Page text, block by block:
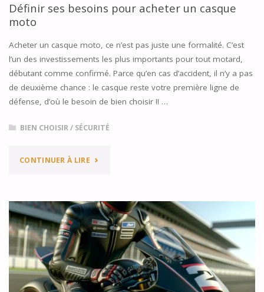
Définir ses besoins pour acheter un casque
moto
Acheter un casque moto, ce n’est pas juste une formalité. C’est
l’un des investissements les plus importants pour tout motard,
débutant comme confirmé. Parce qu’en cas d’accident, il n’y a pas
de deuxième chance : le casque reste votre première ligne de
défense, d’où le besoin de bien choisir !! …
BIEN CHOISIR/ SÉCURITÉ
CONTINUER À LIRE"DÉFINIR
BESOINS
POUR
ACHETER
UN